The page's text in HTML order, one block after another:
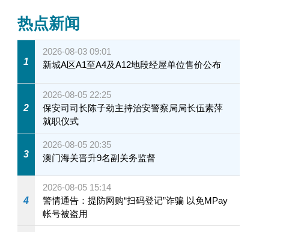
热点新闻
1
2026-08-03 09:01
新城A区A1至A4及A12地段经屋单位售价公布
2
2026-08-05 22:25
保安司司长陈子劲主持治安警察局局长伍素萍
就职仪式
3
2026-08-05 20:35
澳门海关晋升9名副关务监督
4
2026-08-05 15:14
警情通告：提防网购“扫码登记”诈骗 以免MPay
帐号被盗用